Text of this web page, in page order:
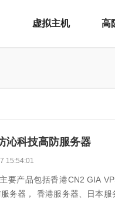
虚拟主机 高
沁科技高防服务器
15:54:01
要产品包括香港CN2 GIA
务器， 香港服务器、日本